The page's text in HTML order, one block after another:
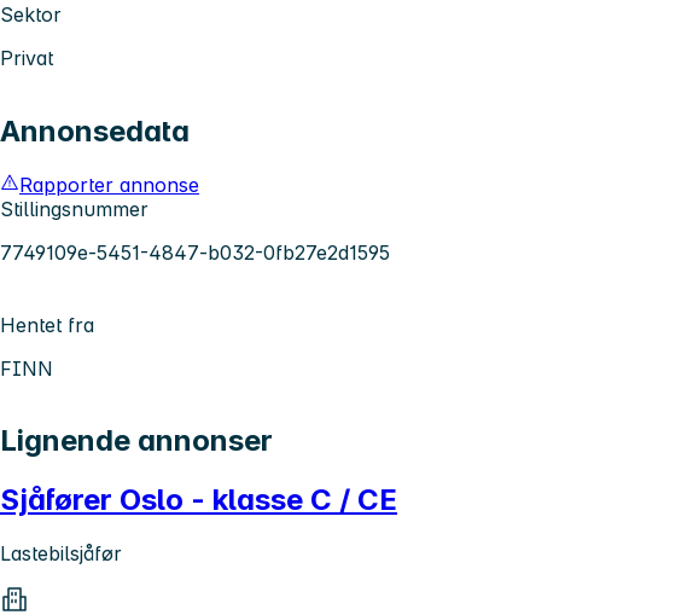
Sektor
Privat
Annonsedata
Rapporter annonse
Stillingsnummer
7749109e-5451-4847-b032-0fb27e2d1595
Hentet fra
FINN
Lignende annonser
Sjåfører Oslo - klasse C / CE
Lastebilsjåfør